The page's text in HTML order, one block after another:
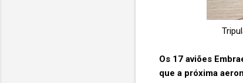
Os 17 aviões
que a próxima